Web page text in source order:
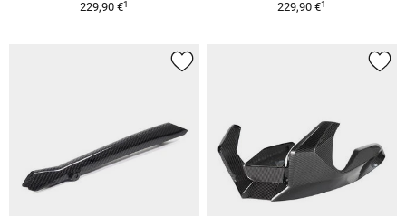
229,90 €1
229,90 €1